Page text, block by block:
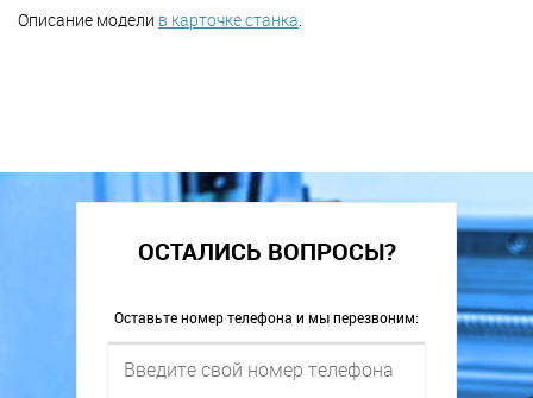
Описание модели в карточке станка
ОСТАЛИСЬ ВОПРОСЫ?
Оставьте номер телефона и мы перезвоним: